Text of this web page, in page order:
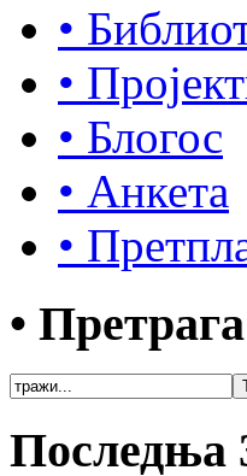
•
•
• Блогос
• Анкета
•
• Претрага
Последња